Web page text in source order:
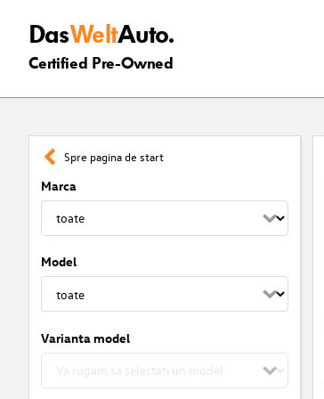
DasWeltAuto.
Certified Pre-Owned
Spre pagina de start
Marca
Model
Varianta model